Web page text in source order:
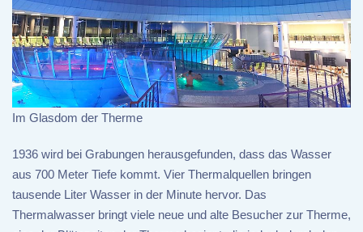
Im Glasdom der Therme
1936 wird bei Grabungen herausgefunden, dass das Wasser
aus 700 Meter Tiefe kommt. Vier Thermalquellen bringen
tausende Liter Wasser in der Minute hervor. Das
Thermalwasser bringt viele neue und alte Besucher zur Therme,